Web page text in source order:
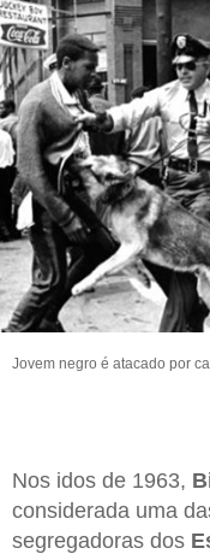
Jovem negro é atacado por
Nos idos de 1963,
considerada uma
segregadoras dos